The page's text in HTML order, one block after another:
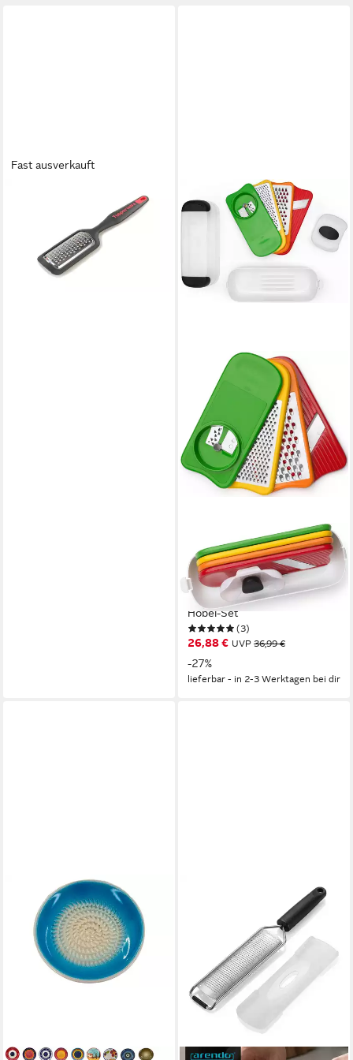
Fast ausverkauft
Multireibe Griffbereit Reibe
schwarz rot
11,90 €
lieferbar - in 2-3 Werktagen bei dir
OXO GOOD GRIPS
Multireibe, Edelstahl,
Kunststoff, (Set),
Spiralschneider-, Reibe-,
Hobel-Set
(3)
26,88 € UVP 36,99 €
-27%
lieferbar - in 2-3 Werktagen bei dir